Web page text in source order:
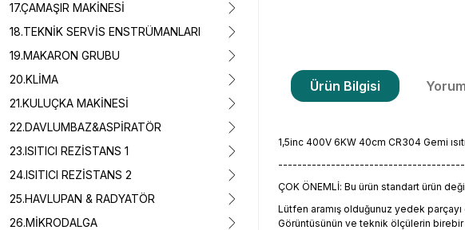
17.ÇAMAŞIR MAKİNESİ
18.TEKNİK SERVİS ENSTRÜMANLARI
19.MAKARON GRUBU
20.KLİMA
21.KULUÇKA MAKİNESİ
22.DAVLUMBAZ&ASPİRATÖR
23.ISITICI REZİSTANS 1
24.ISITICI REZİSTANS 2
25.HAVLUPAN & RADYATÖR
26.MİKRODALGA
Ürün Bilgisi
1,5inc 400V 6KW 40cm CR304 Gemi
ÇOK ÖNEMLİ: Bu ürün standart ürün
Lütfen aramış olduğunuz yedek
Görüntüsünün ve teknik ölçülerin birebir